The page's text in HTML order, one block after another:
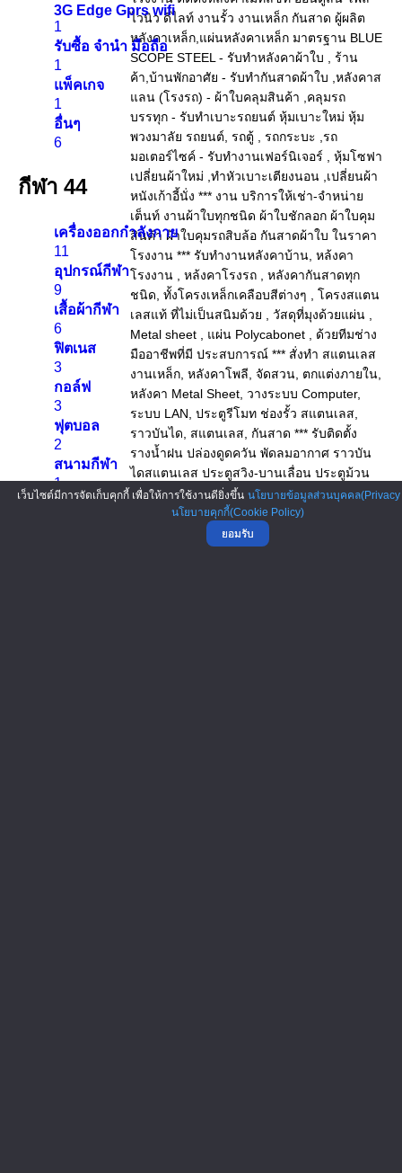
3G Edge Gprs wifi
1
รับซื้อ จำนำ มือถือ
1
แพ็คเกจ
1
อื่นๆ
6
กีฬา 44
เครื่องออกกำลังกาย
11
อุปกรณ์กีฬา
9
เสื้อผ้ากีฬา
6
ฟิตเนส
3
กอล์ฟ
3
ฟุตบอล
2
สนามกีฬา
1
อื่นๆ
เว็บไซต์มีการจัดเก็บคุกกี้ เพื่อให้การใช้งานดียิ่งขึ้น นโยบายข้อมูลส่วนบุคคล(Privacy
นโยบายคุกกี้(Cookie Policy)
ยอมรับ